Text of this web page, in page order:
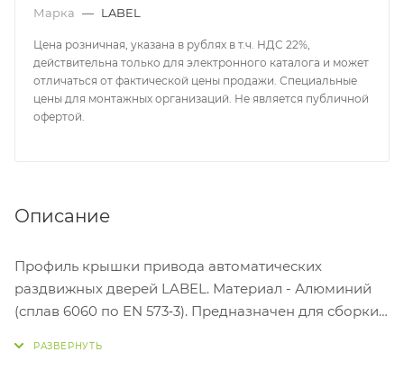
Марка — LABEL
Цена розничная, указана в рублях в т.ч. НДС 22%,
действительна только для электронного каталога и может
отличаться от фактической цены продажи. Специальные
цены для монтажных организаций. Не является публичной
офертой.
Описание
Профиль крышки привода автоматических
раздвижных дверей LABEL. Материал - Алюминий
(сплав 6060 по EN 573‐3). Предназначен для сборки